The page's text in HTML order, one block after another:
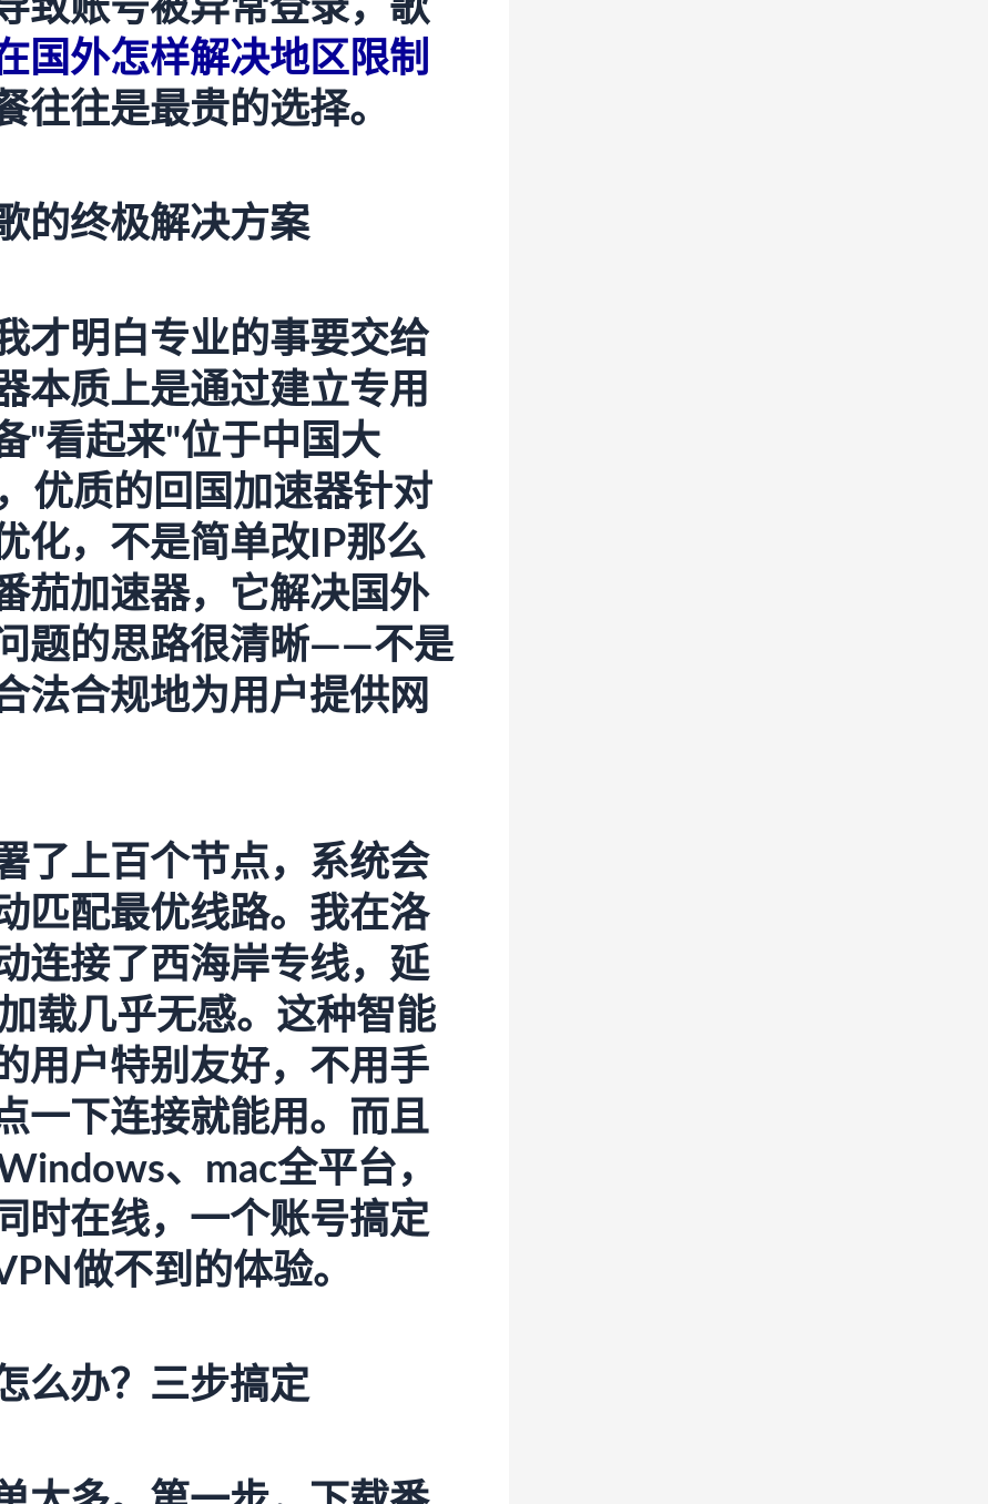
致账号被异常登录，歌
国外怎样解决地区限制
往往是最贵的选择。
的终极解决方案
才明白专业的事要交给
本质上是通过建立专用
"看起来"位于中国大
优质的回国加速器针对
化，不是简单改IP那么
茄加速器，它解决国外
题的思路很清晰——不是
法合规地为用户提供网
了上百个节点，系统会
匹配最优线路。我在洛
连接了西海岸专线，延
载几乎无感。这种智能
用户特别友好，不用手
一下连接就能用。而且
、mac全平台，
时在线，一个账号搞定
做不到的体验。
么办？三步搞定